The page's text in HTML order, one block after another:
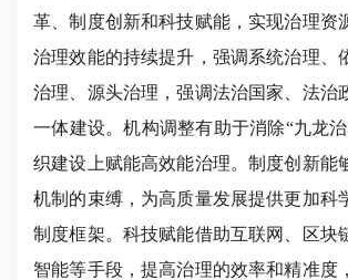
革、制度创新和科技赋能，实现治理资
治理效能的持续提升，强调系统治理、
治理、源头治理，强调法治国家、法治
一体建设。机构调整有助于消除“九龙
织建设上赋能高效能治理。制度创新能
机制的束缚，为高质量发展提供更加科
制度框架。科技赋能借助互联网、区块
智能等手段，提高治理的效率和精准度